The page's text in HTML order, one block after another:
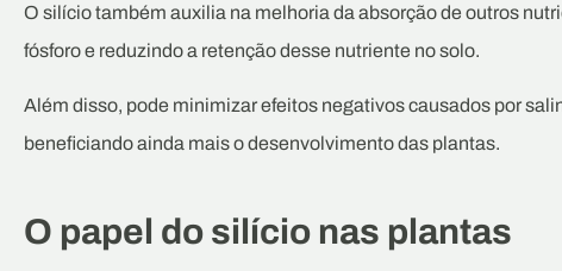
O silício também auxilia na melhoria da absorção de outros
fósforo e reduzindo a retenção desse nutriente no solo.
Além disso, pode minimizar efeitos negativos causados por
beneficiando ainda mais o desenvolvimento das plantas.
O papel do silício nas plantas